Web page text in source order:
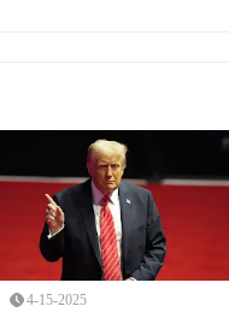
4-15-2025